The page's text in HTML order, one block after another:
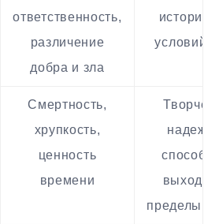
ответственность,
различение
добра и зла
условий
Смертность,
хрупкость,
ценность
времени
пределы